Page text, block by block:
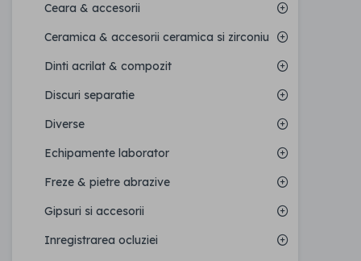
Ceara & accesorii
Ceramica & accesorii ceramica si zirconiu
Dinti acrilat & compozit
Discuri separatie
Diverse
Echipamente laborator
Freze & pietre abrazive
Gipsuri si accesorii
Inregistrarea ocluziei